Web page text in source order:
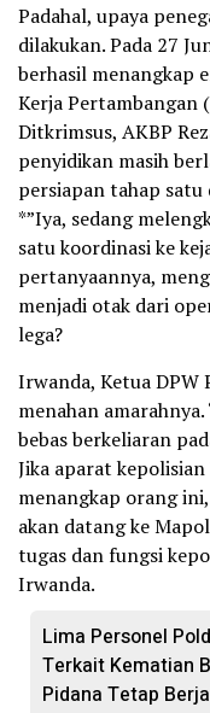
Padahal, upaya
dilakukan. Pada 27
berhasil menangkap
Kerja Pertambangan
Ditkrimsus, AKBP
penyidikan masih
persiapan tahap satu
*”Iya, sedang
satu koordinasi ke
pertanyaannya,
menjadi otak dari
lega?
Irwanda, Ketua DPW
menahan
bebas berkeliaran
Jika aparat
menangkap orang
akan datang ke
tugas dan fungsi
Irwanda.
Lima Personel
Terkait Kematian
Pidana Tetap